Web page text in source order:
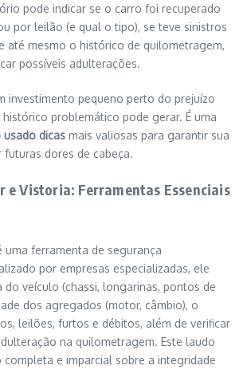
pode indicar se o carro foi recuperado
por leilão (e qual o tipo), se teve sinistros
até mesmo o histórico de quilometragem,
possíveis adulterações.
investimento pequeno perto do prejuízo
problemático pode gerar. É uma
dicas mais valiosas para garantir sua
futuras dores de cabeça.
e Vistoria: Ferramentas Essenciais
uma ferramenta de segurança
por empresas especializadas, ele
do veículo (chassi, longarinas, pontos de
dos agregados (motor, câmbio), o
leilões, furtos e débitos, além de verificar
na quilometragem. Este laudo
completa e imparcial sobre a integridade